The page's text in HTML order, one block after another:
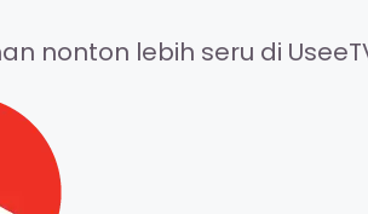
nonton lebih seru di